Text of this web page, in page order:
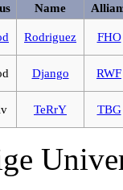
Name
Rodriguez FHO
Django RWF
TeRrY TBG